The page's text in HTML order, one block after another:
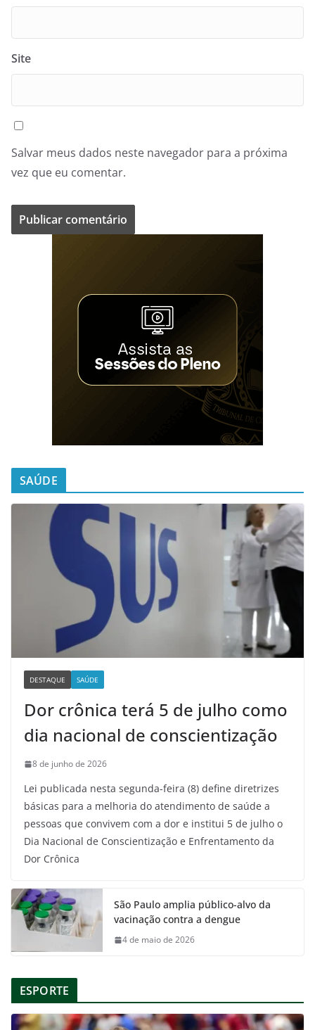
Site
Salvar meus dados neste navegador para a próxima
vez que eu comentar.
SAÚDE
DESTAQUE SAÚDE
Dor crônica terá 5 de julho como
dia nacional de conscientização
8 de junho de 2026
Lei publicada nesta segunda-feira (8) define diretrizes
básicas para a melhoria do atendimento de saúde a
pessoas que convivem com a dor e institui 5 de julho o
Dia Nacional de Conscientização e Enfrentamento da
Dor Crônica
São Paulo amplia público-alvo da
vacinação contra a dengue
4 de maio de 2026
ESPORTE